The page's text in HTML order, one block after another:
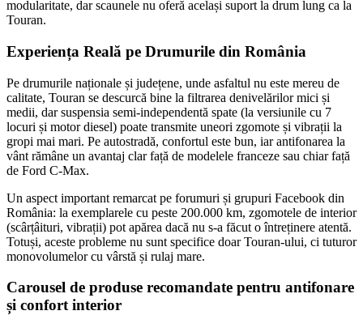
modularitate, dar scaunele nu oferă același suport la drum lung ca la
Touran.
Experiența Reală pe Drumurile din România
Pe drumurile naționale și județene, unde asfaltul nu este mereu de
calitate, Touran se descurcă bine la filtrarea denivelărilor mici și
medii, dar suspensia semi-independentă spate (la versiunile cu 7
locuri și motor diesel) poate transmite uneori zgomote și vibrații la
gropi mai mari. Pe autostradă, confortul este bun, iar antifonarea la
vânt rămâne un avantaj clar față de modelele franceze sau chiar față
de Ford C-Max.
Un aspect important remarcat pe forumuri și grupuri Facebook din
România: la exemplarele cu peste 200.000 km, zgomotele de interior
(scârțâituri, vibrații) pot apărea dacă nu s-a făcut o întreținere atentă.
Totuși, aceste probleme nu sunt specifice doar Touran-ului, ci tuturor
monovolumelor cu vârstă și rulaj mare.
Carousel de produse recomandate pentru antifonare
și confort interior